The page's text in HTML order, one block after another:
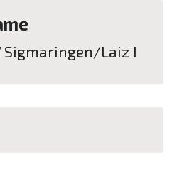
Sigmaringen/Laiz I